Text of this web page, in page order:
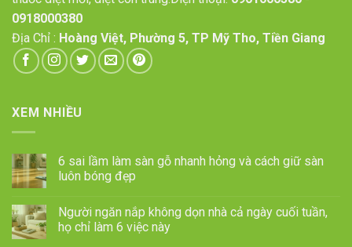
0918000380
Địa Chỉ : Hoàng Việt, Phường 5, TP Mỹ Tho, Tiền Giang
XEM NHIỀU
6 sai lầm làm sàn gỗ nhanh hỏng và cách giữ sàn
luôn bóng đẹp
Người ngăn nắp không dọn nhà cả ngày cuối tuần,
họ chỉ làm 6 việc này